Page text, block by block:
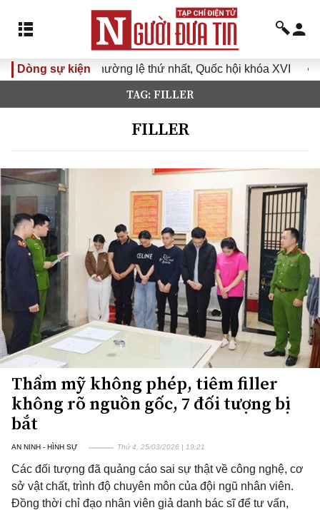
Dòng sự kiện
nhất, Quốc hội khóa XVI Đưa Nghị quyết Đại hội Đảng
TAG: FILLER
FILLER
Thẩm mỹ không phép, tiêm filler
không rõ nguồn gốc, 7 đối tượng bị
bắt
AN NINH - HÌNH SỰ Thứ 4, 25/03/2026 | 19:21
Các đối tượng đã quảng cáo sai sự thật về công nghệ, cơ
sở vật chất, trình độ chuyên môn của đội ngũ nhân viên.
Đồng thời chỉ đạo nhân viên giả danh bác sĩ để tư vấn,